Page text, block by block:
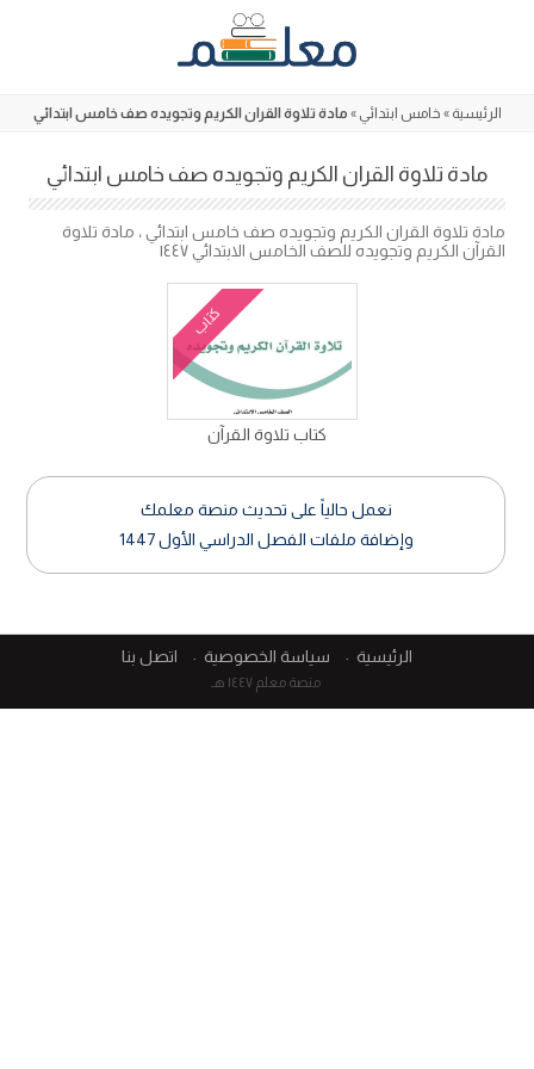
الرئيسية » خامس ابتدائي » مادة تلاوة القران الكريم وتجويده صف خامس ابتدائي
مادة تلاوة القران الكريم وتجويده صف خامس ابتدائي
مادة تلاوة القران الكريم وتجويده صف خامس ابتدائي ، مادة تلاوة
القرآن الكريم وتجويده للصف الخامس الابتدائي ١٤٤٧
كتاب
كتاب تلاوة القرآن
نعمل حالياً على تحديث منصة معلمك
وإضافة ملفات الفصل الدراسي الأول 1447
الرئيسية سياسة الخصوصية اتصل بنا
منصة معلم ١٤٤٧ هـ